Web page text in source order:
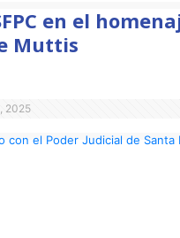
en el
Muttis
2025